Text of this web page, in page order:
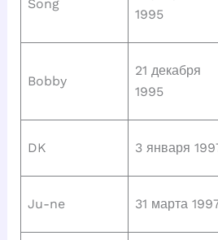
Song
1995
Bobby
21 декабря
1995
DK 3 января
Ju-ne 31 марта